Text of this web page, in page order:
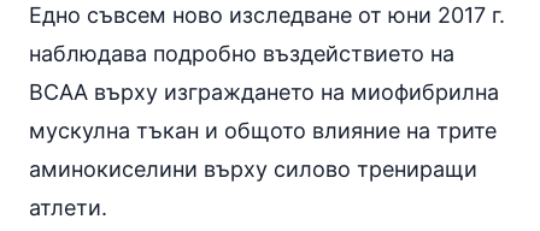
Едно съвсем ново изследване от юни 2017 г.
наблюдава подробно въздействието на
BCAA върху изграждането на миофибрилна
мускулна тъкан и общото влияние на трите
аминокиселини върху силово трениращи
атлети.